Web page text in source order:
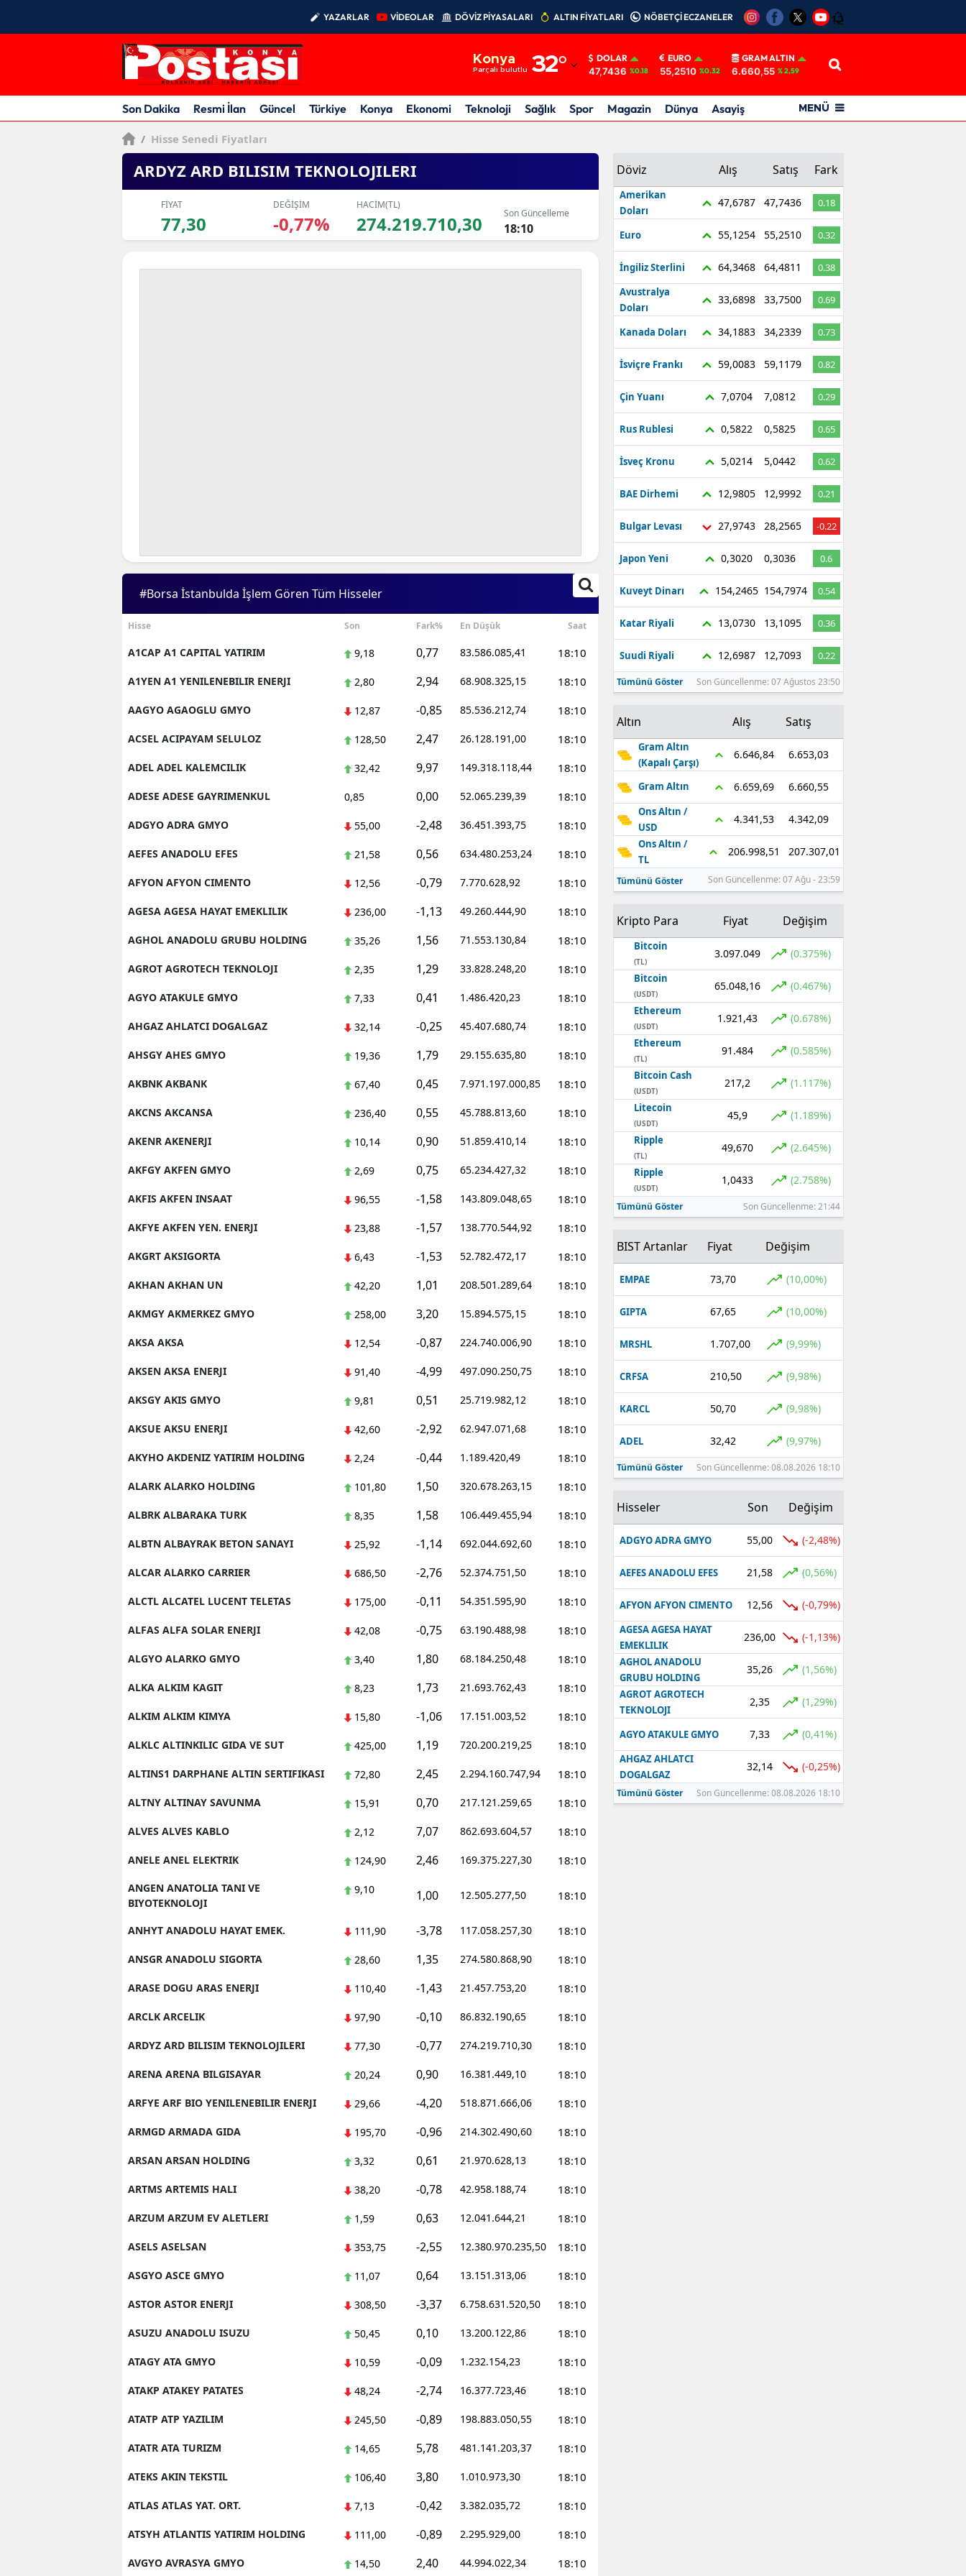
YAZARLAR VİDEOLAR DÖVİZ PİYASALARI ALTIN FİYATLARI NÖBETÇİ ECZANELER 12
Konya
Parçalı bulutlu 32°
Adıyaman
Afyonkarahisar
Ankara
Antalya
Çorum
Diyarbakır
Edirne
Elazığ
Kırşehir
Kocaeli
Konya
Kütahya
Malatya
Manisa
Kahramanmaraş
Mardin
Muğla
Muş
Nevşehir
Niğde
Ordu
Rize
Sakarya
Samsun
Siirt
Sinop
Sivas
Tekirdağ
Tokat
Trabzon
Tunceli
Şanlıurfa
Uşak
Van
Yozgat
Zonguldak
Aksaray
Bayburt
Karaman
Kırıkkale
Batman
Şırnak
Bartın
Ardahan
Iğdır
Yalova
Karabük
Kilis
Osmaniye
Düzce
DOLAR
47,7436 %0.18
EURO
55,2510 %0.32
GRAM ALTIN
6.660,55 % 2,59
Son Dakika Resmi İlan Güncel Türkiye Konya Ekonomi Teknoloji Sağlık Spor Magazin Dünya Asayiş MENÜ
/ Hisse Senedi Fiyatları
ARDYZ ARD BILISIM TEKNOLOJILERI
FİYAT
77,30
DEĞİŞİM
-0,77%
HACİM(TL)
274.219.710,30 Son Güncelleme
18:10
#Borsa İstanbulda İşlem Gören Tüm Hisseler
Hisse Son Fark% En Düşük Saat
A1CAP A1 CAPITAL YATIRIM 9,18 0,77 83.586.085,41 18:10
A1YEN A1 YENILENEBILIR ENERJI 2,80 2,94 68.908.325,15 18:10
AAGYO AGAOGLU GMYO 12,87 -0,85 85.536.212,74 18:10
ACSEL ACIPAYAM SELULOZ 128,50 2,47 26.128.191,00 18:10
ADEL ADEL KALEMCILIK 32,42 9,97 149.318.118,44 18:10
ADESE ADESE GAYRIMENKUL 0,85 0,00 52.065.239,39 18:10
ADGYO ADRA GMYO 55,00 -2,48 36.451.393,75 18:10
AEFES ANADOLU EFES 21,58 0,56 634.480.253,24 18:10
AFYON AFYON CIMENTO 12,56 -0,79 7.770.628,92 18:10
AGESA AGESA HAYAT EMEKLILIK 236,00 -1,13 49.260.444,90 18:10
AGHOL ANADOLU GRUBU HOLDING 35,26 1,56 71.553.130,84 18:10
AGROT AGROTECH TEKNOLOJI 2,35 1,29 33.828.248,20 18:10
AGYO ATAKULE GMYO 7,33 0,41 1.486.420,23 18:10
AHGAZ AHLATCI DOGALGAZ 32,14 -0,25 45.407.680,74 18:10
AHSGY AHES GMYO 19,36 1,79 29.155.635,80 18:10
AKBNK AKBANK 67,40 0,45 7.971.197.000,85 18:10
AKCNS AKCANSA 236,40 0,55 45.788.813,60 18:10
AKENR AKENERJI 10,14 0,90 51.859.410,14 18:10
AKFGY AKFEN GMYO 2,69 0,75 65.234.427,32 18:10
AKFIS AKFEN INSAAT 96,55 -1,58 143.809.048,65 18:10
AKFYE AKFEN YEN. ENERJI 23,88 -1,57 138.770.544,92 18:10
AKGRT AKSIGORTA 6,43 -1,53 52.782.472,17 18:10
AKHAN AKHAN UN 42,20 1,01 208.501.289,64 18:10
AKMGY AKMERKEZ GMYO 258,00 3,20 15.894.575,15 18:10
AKSA AKSA 12,54 -0,87 224.740.006,90 18:10
AKSEN AKSA ENERJI 91,40 -4,99 497.090.250,75 18:10
AKSGY AKIS GMYO 9,81 0,51 25.719.982,12 18:10
AKSUE AKSU ENERJI 42,60 -2,92 62.947.071,68 18:10
AKYHO AKDENIZ YATIRIM HOLDING 2,24 -0,44 1.189.420,49 18:10
ALARK ALARKO HOLDING 101,80 1,50 320.678.263,15 18:10
ALBRK ALBARAKA TURK 8,35 1,58 106.449.455,94 18:10
ALBTN ALBAYRAK BETON SANAYI 25,92 -1,14 692.044.692,60 18:10
ALCAR ALARKO CARRIER 686,50 -2,76 52.374.751,50 18:10
ALCTL ALCATEL LUCENT TELETAS 175,00 -0,11 54.351.595,90 18:10
ALFAS ALFA SOLAR ENERJI 42,08 -0,75 63.190.488,98 18:10
ALGYO ALARKO GMYO 3,40 1,80 68.184.250,48 18:10
ALKA ALKIM KAGIT 8,23 1,73 21.693.762,43 18:10
ALKIM ALKIM KIMYA 15,80 -1,06 17.151.003,52 18:10
ALKLC ALTINKILIC GIDA VE SUT 425,00 1,19 720.200.219,25 18:10
ALTINS1 DARPHANE ALTIN SERTIFIKASI 72,80 2,45 2.294.160.747,94 18:10
ALTNY ALTINAY SAVUNMA 15,91 0,70 217.121.259,65 18:10
ALVES ALVES KABLO 2,12 7,07 862.693.604,57 18:10
ANELE ANEL ELEKTRIK 124,90 2,46 169.375.227,30 18:10
ANGEN ANATOLIA TANI VE
BIYOTEKNOLOJI
9,10 1,00 12.505.277,50 18:10
ANHYT ANADOLU HAYAT EMEK. 111,90 -3,78 117.058.257,30 18:10
ANSGR ANADOLU SIGORTA 28,60 1,35 274.580.868,90 18:10
ARASE DOGU ARAS ENERJI 110,40 -1,43 21.457.753,20 18:10
ARCLK ARCELIK 97,90 -0,10 86.832.190,65 18:10
ARDYZ ARD BILISIM TEKNOLOJILERI 77,30 -0,77 274.219.710,30 18:10
ARENA ARENA BILGISAYAR 20,24 0,90 16.381.449,10 18:10
ARFYE ARF BIO YENILENEBILIR ENERJI 29,66 -4,20 518.871.666,06 18:10
ARMGD ARMADA GIDA 195,70 -0,96 214.302.490,60 18:10
ARSAN ARSAN HOLDING 3,32 0,61 21.970.628,13 18:10
ARTMS ARTEMIS HALI 38,20 -0,78 42.958.188,74 18:10
ARZUM ARZUM EV ALETLERI 1,59 0,63 12.041.644,21 18:10
ASELS ASELSAN 353,75 -2,55 12.380.970.235,50 18:10
ASGYO ASCE GMYO 11,07 0,64 13.151.313,06 18:10
ASTOR ASTOR ENERJI 308,50 -3,37 6.758.631.520,50 18:10
ASUZU ANADOLU ISUZU 50,45 0,10 13.200.122,86 18:10
ATAGY ATA GMYO 10,59 -0,09 1.232.154,23 18:10
ATAKP ATAKEY PATATES 48,24 -2,74 16.377.723,46 18:10
ATATP ATP YAZILIM 245,50 -0,89 198.883.050,55 18:10
ATATR ATA TURIZM 14,65 5,78 481.141.203,37 18:10
ATEKS AKIN TEKSTIL 106,40 3,80 1.010.973,30 18:10
ATLAS ATLAS YAT. ORT. 7,13 -0,42 3.382.035,72 18:10
ATSYH ATLANTIS YATIRIM HOLDING 111,00 -0,89 2.295.929,00 18:10
AVGYO AVRASYA GMYO 14,50 2,40 44.994.022,34 18:10
Döviz Alış Satış Fark
Amerikan
Doları
47,6787 47,7436 0.18
Euro 55,1254 55,2510 0.32
İngiliz Sterlini 64,3468 64,4811
0.38
Avustralya
Doları
33,6898 33,7500 0.69
Kanada Doları 34,1883 34,2339 0.73
İsviçre Frankı 59,0083 59,1179 0.82
Çin Yuanı 7,0704 7,0812 0.29
Rus Rublesi 0,5822 0,5825 0.65
İsveç Kronu 5,0214 5,0442 0.62
BAE Dirhemi 12,9805 12,9992 0.21
Bulgar Levası 27,9743 28,2565 -0.22
Japon Yeni 0,3020 0,3036 0.6
Kuveyt Dinarı 154,2465 154,7974 0.54
Katar Riyali 13,0730 13,1095 0.36
Suudi Riyali 12,6987 12,7093 0.22
Tümünü Göster Son Güncellenme: 07 Ağustos 23:50
Altın Alış Satış
Gram Altın
(Kapalı Çarşı)
6.646,84 6.653,03
Gram Altın 6.659,69 6.660,55
Ons Altın /
USD
4.341,53 4.342,09
Ons Altın /
TL
206.998,51 207.307,01
Tümünü Göster Son Güncellenme: 07 Ağu - 23:59
Kripto Para Fiyat Değişim
Bitcoin
(TL)
3.097.049 (0.375%)
Bitcoin
(USDT)
65.048,16 (0.467%)
Ethereum
(USDT)
1.921,43 (0.678%)
Ethereum
(TL)
91.484 (0.585%)
Bitcoin Cash
(USDT)
217,2 (1.117%)
Litecoin
(USDT)
45,9 (1.189%)
Ripple
(TL)
49,670 (2.645%)
Ripple
(USDT)
1,0433 (2.758%)
Tümünü Göster Son Güncellenme: 21:44
BIST Artanlar Fiyat Değişim
EMPAE 73,70 (10,00%)
GIPTA 67,65 (10,00%)
MRSHL 1.707,00 (9,99%)
CRFSA 210,50 (9,98%)
KARCL 50,70 (9,98%)
ADEL 32,42 (9,97%)
Tümünü Göster Son Güncellenme: 08.08.2026 18:10
Hisseler Son Değişim
ADGYO ADRA GMYO 55,00 (-2,48%)
AEFES ANADOLU EFES 21,58 (0,56%)
AFYON AFYON CIMENTO 12,56 (-0,79%)
AGESA AGESA HAYAT
EMEKLILIK
236,00 (-1,13%)
AGHOL ANADOLU
GRUBU HOLDING
35,26 (1,56%)
AGROT AGROTECH
TEKNOLOJI
2,35 (1,29%)
AGYO ATAKULE GMYO 7,33 (0,41%)
AHGAZ AHLATCI
DOGALGAZ
32,14 (-0,25%)
Tümünü Göster Son Güncellenme: 08.08.2026 18:10